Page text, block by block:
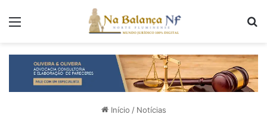
Início / Notícias